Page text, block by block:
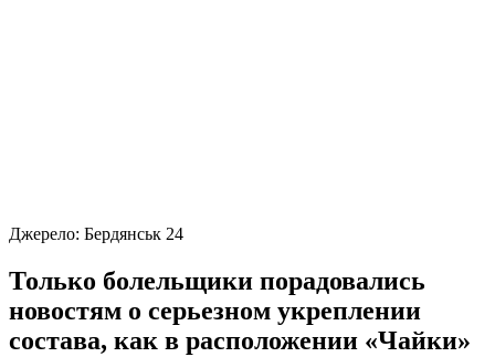
Джерело: Бердянськ 24
Только болельщики порадовались
новостям о серьезном укреплении
состава, как в расположении «Чайки»